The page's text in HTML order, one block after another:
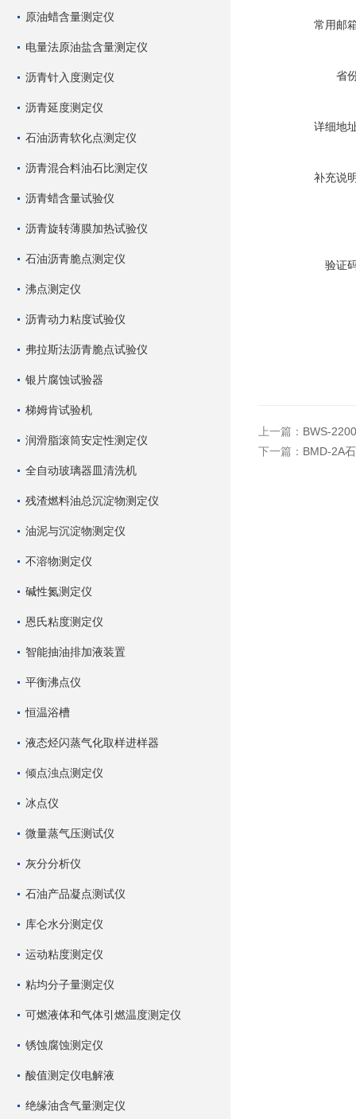
原油蜡含量测定仪
电量法原油盐含量测定仪
沥青针入度测定仪
沥青延度测定仪
石油沥青软化点测定仪
沥青混合料油石比测定仪
沥青蜡含量试验仪
沥青旋转薄膜加热试验仪
石油沥青脆点测定仪
沸点测定仪
沥青动力粘度试验仪
弗拉斯法沥青脆点试验仪
银片腐蚀试验器
梯姆肯试验机
润滑脂滚筒安定性测定仪
全自动玻璃器皿清洗机
残渣燃料油总沉淀物测定仪
油泥与沉淀物测定仪
不溶物测定仪
碱性氮测定仪
恩氏粘度测定仪
智能抽油排加液装置
平衡沸点仪
恒温浴槽
液态烃闪蒸气化取样进样器
倾点浊点测定仪
冰点仪
微量蒸气压测试仪
灰分分析仪
石油产品凝点测试仪
库仑水分测定仪
运动粘度测定仪
粘均分子量测定仪
可燃液体和气体引燃温度测定仪
锈蚀腐蚀测定仪
酸值测定仪电解液
绝缘油含气量测定仪
常用邮
省
详细地
补充说
验证
上一篇： BWS-
下一篇： BMD-2A